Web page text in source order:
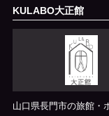
KULABO大正館
山口県長門市の旅館・